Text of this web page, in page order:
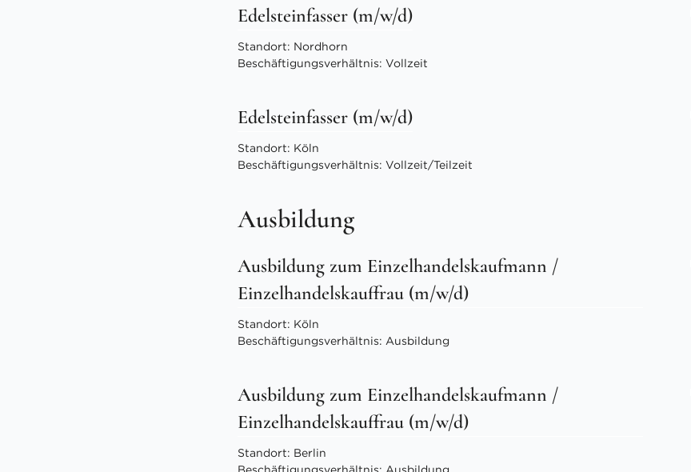
Edelsteinfasser (m/w/d)
Standort: Nordhorn
Beschäftigungsverhältnis: Vollzeit
Edelsteinfasser (m/w/d)
Standort: Köln
Beschäftigungsverhältnis: Vollzeit/Teilzeit
Ausbildung
Ausbildung zum Einzelhandelskaufmann /
Einzelhandelskauffrau (m/w/d)
Standort: Köln
Beschäftigungsverhältnis: Ausbildung
Ausbildung zum Einzelhandelskaufmann /
Einzelhandelskauffrau (m/w/d)
Standort: Berlin